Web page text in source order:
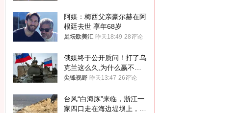
阿媒：梅西父亲豪尔赫在阿
根廷去世 享年68岁
足坛欧美汇 昨天18:49 28评论
俄媒终于公开质问！打了乌
克兰这么久,为什么赢不了?
答案令人沉默
尖锋视野 昨天13:47 26评论
台风“白海豚”来临，浙江一
家四口走在海边堤坝上，其